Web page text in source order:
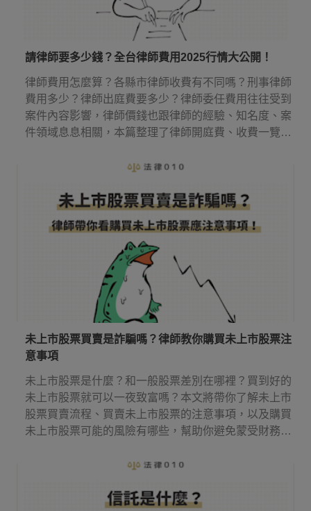
請律師要多少錢？全台律師費用2025行情大公開！
律師費用怎麼算？各縣市律師收費有不同嗎？刑事律師
費用多少？律師出庭費要多少？律師委任費用往往受到
案件內容影響，律師價錢也跟律師的經驗、知名度、案
件領域息息相關，本篇整理了律師開庭費、收費一覽表
未上市股票買賣是詐騙嗎？律師教你購買未上市股票注
意事項
未上市股票是什麼？和一般股票差別在哪裡？買到好的
未上市股票就可以一夜致富嗎？本文將帶你了解未上市
股票買賣流程、買賣未上市股票的注意事項，以及購買
未上市股票可能的風險有哪些，幫助你避免蒙受財務損